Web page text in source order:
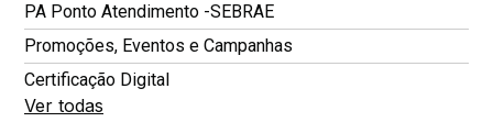
PA Ponto Atendimento -SEBRAE
Promoções, Eventos e Campanhas
Certificação Digital
Ver todas